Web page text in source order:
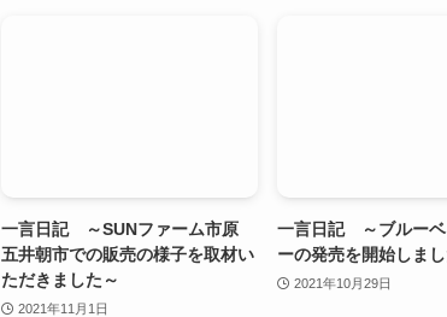
一言日記 ～SUNファーム市原
五井朝市での販売の様子を取材い
ただきました～
2021年11月1日
一言日記 ～ブルーベ
ーの発売を開始しま
2021年10月29日